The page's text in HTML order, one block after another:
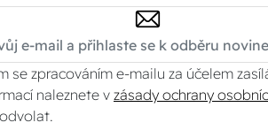
se zpracováním e-mailu za účelem
naleznete vzásady ochrany